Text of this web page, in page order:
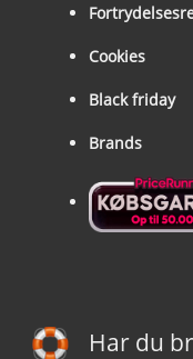
Cookies
Black friday
Brands
Har du